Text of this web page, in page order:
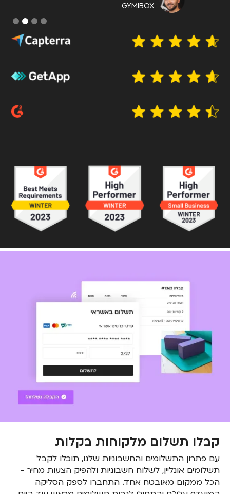
GYMIBOX
Slide 2 of 4.
קבלו תשלום מלקוחות בקלות
עם פתרון התשלומים והחשבוניות שלנו, תוכלו לקבל
תשלומים אונליין, לשלוח חשבוניות ולהפיק הצעות מחיר -
הכל ממקום מאובטח אחד. התחברו לספק הסליקה